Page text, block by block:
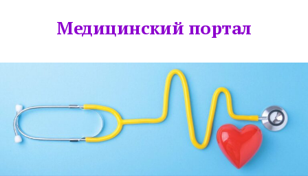
Медицинский портал